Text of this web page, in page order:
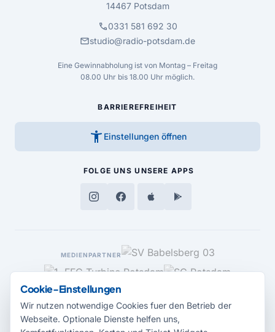
14467 Potsdam
call0331 581 692 30
mailstudio@radio-potsdam.de
Eine Gewinnabholung ist von Montag – Freitag
08.00 Uhr bis 18.00 Uhr möglich.
BARRIEREFREIHEIT
accessibility_new Einstellungen öffnen
FOLGE UNS UNSERE APPS
MEDIENPARTNER
Cookie-Einstellungen
Wir nutzen notwendige Cookies fuer den Betrieb der
Webseite. Optionale Dienste helfen uns,